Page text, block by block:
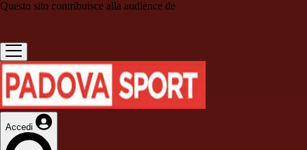
Questo sito contribuisce alla audience de
Accedi